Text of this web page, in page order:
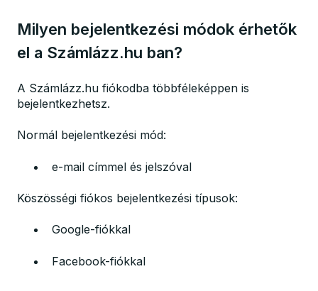
Milyen bejelentkezési módok érhetők
el a Számlázz.hu ban?
A Számlázz.hu fiókodba többféleképpen is
bejelentkezhetsz.
Normál bejelentkezési mód:
e-mail címmel és jelszóval
Köszösségi fiókos bejelentkezési típusok:
Google-fiókkal
Facebook-fiókkal